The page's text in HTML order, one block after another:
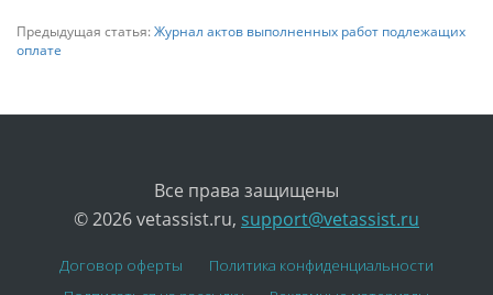
Предыдущая статья:Журнал актов выполненных работ подлежащих
оплате
Все права защищены
© 2026 vetassist.ru, support@vetassist.ru
Договор оферты
Политика конфиденциальности